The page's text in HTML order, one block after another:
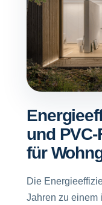
und
für
Die
Jahren zu einem